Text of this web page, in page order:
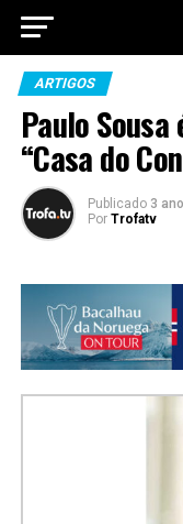
ARTIGOS
Paulo
“Casa do
Publicado 3
Por Trofatv